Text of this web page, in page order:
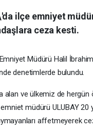
ilçe emniyet
ceza kesti.
Müdürü Halil
denetimlerde bulundu.
alan ve ülkemiz de hergün
müdürü ULUBAY 20
affetmeyerek